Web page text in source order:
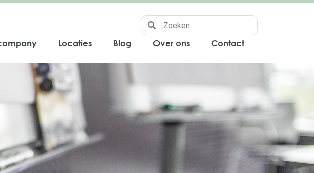
Locaties Blog Over ons Contact